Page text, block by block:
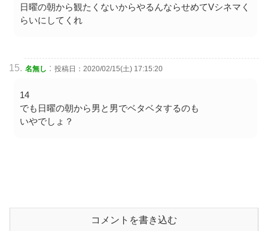
日曜の朝から観たくないからやるんならせめてVシネマく
らいにしてくれ
名無し : 投稿日：2020/02/15(土) 17:15:20
14
でも日曜の朝から男と男でベタベタするのも
いやでしょ？
コメントを書き込む